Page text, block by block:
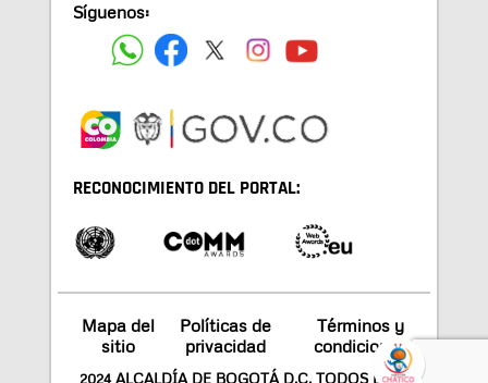
Síguenos:
RECONOCIMIENTO DEL PORTAL:
Mapa del
sitio
Políticas de
privacidad
Términos y
condiciones
2024 ALCALDÍA DE BOGOTÁ D.C. TODOS LOS